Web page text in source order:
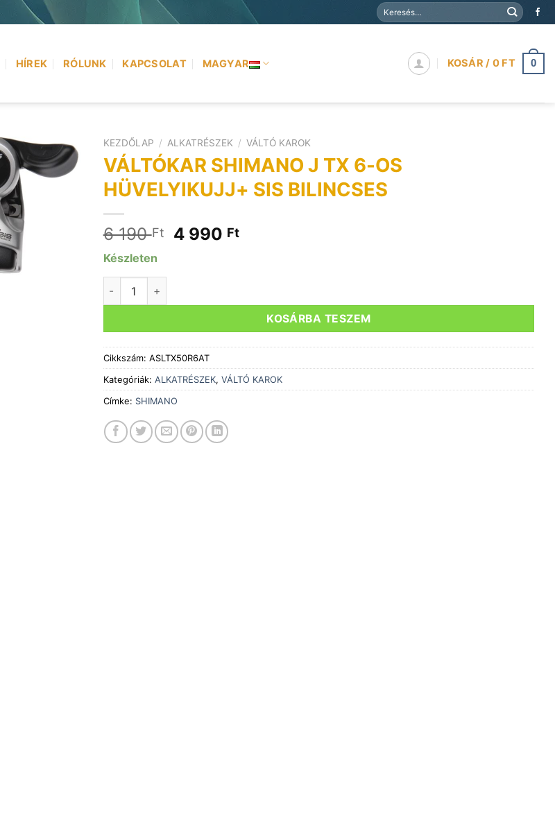
Keresés
a
HÍREK RÓLUNK KAPCSOLAT MAGYAR KOSÁR / 0 FT 0
KEZDŐLAP / ALKATRÉSZEK / VÁLTÓ KAROK
VÁLTÓKAR SHIMANO J TX 6-OS
HÜVELYIKUJJ+ SIS BILINCSES
6 190Ft
Original
190 Ft.
4 990 FtCurrent
990 Ft.
Készleten
KOSÁRBA TESZEM
Cikkszám: ASLTX50R6AT
Kategóriák: ALKATRÉSZEK, VÁLTÓ KAROK
Címke: SHIMANO